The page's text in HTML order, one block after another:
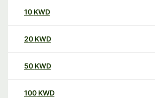
10 KWD
20 KWD
50 KWD
100 KWD